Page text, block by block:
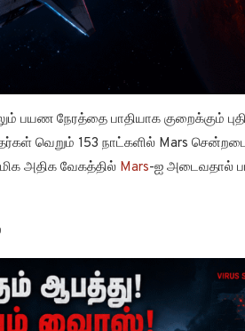
பயண நேரத்தை பாதியாக குறைக்கும்
வெறும் 153 நாட்களில் Mars
அதிக வேகத்தில் Mars-ஐ அடைவதால்